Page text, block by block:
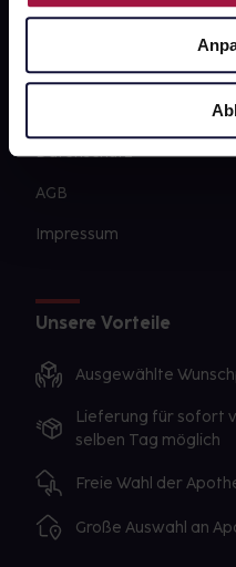
gesund-versorger.de
Datenschutz
AGB
Impressum
Unsere Vorteile
Ausgewählte
Lieferung für sofort
selben Tag möglich
Freie Wahl der
Große Auswahl an